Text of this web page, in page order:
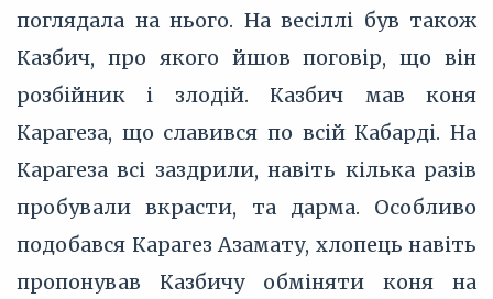
поглядала на нього. На весіллі був також
Казбич, про якого йшов поговір, що він
розбійник і злодій. Казбич мав коня
Карагеза, що славився по всій Кабарді. На
Карагеза всі заздрили, навіть кілька разів
пробували вкрасти, та дарма. Особливо
подобався Карагез Азамату, хлопець навіть
пропонував Казбичу обміняти коня на